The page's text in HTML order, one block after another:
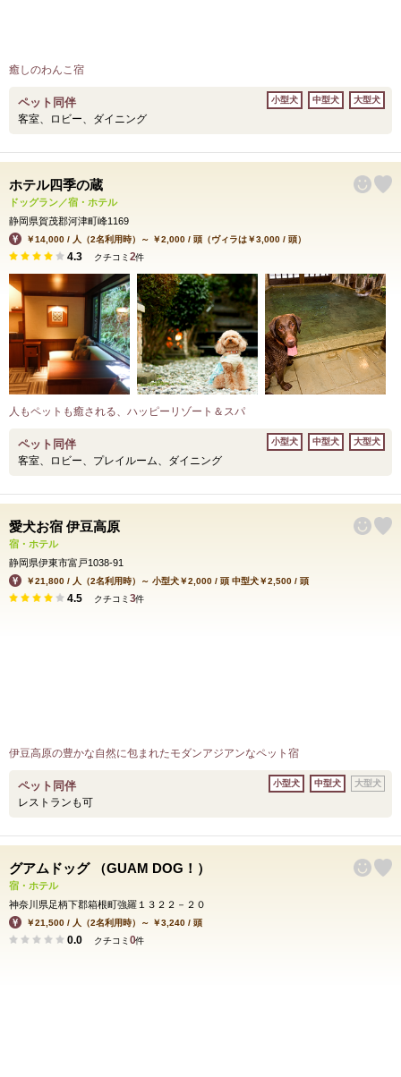
癒しのわんこ宿
ペット同伴
客室、ロビー、ダイニング
小型犬 中型犬 大型犬
ホテル四季の蔵
ドッグラン／宿・ホテル
静岡県賀茂郡河津町峰1169
￥14,000 / 人（2名利用時）～ ￥2,000 / 頭（ヴィラは￥3,000 / 頭）
4.3 クチコミ 2件
人もペットも癒される、ハッピーリゾート＆スパ
ペット同伴
客室、ロビー、プレイルーム、ダイニング
小型犬 中型犬 大型犬
愛犬お宿 伊豆高原
宿・ホテル
静岡県伊東市富戸1038-91
￥21,800 / 人（2名利用時）～ 小型犬￥2,000 / 頭 中型犬￥2,500 / 頭
4.5 クチコミ 3件
伊豆高原の豊かな自然に包まれたモダンアジアンなペット宿
ペット同伴
レストランも可
小型犬 中型犬 大型犬
グアムドッグ （GUAM DOG！）
宿・ホテル
神奈川県足柄下郡箱根町強羅１３２２－２０
￥21,500 / 人（2名利用時）～ ￥3,240 / 頭
0.0 クチコミ 0件